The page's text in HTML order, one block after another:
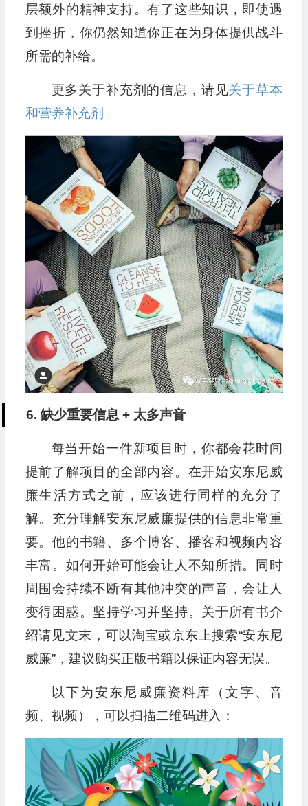
层额外的精神支持。有了这些知识，即使遇
到挫折，你仍然知道你正在为身体提供战斗
所需的补给。
更多关于补充剂的信息，请见关于草本
和营养补充剂
6. 缺少重要信息 + 太多声音
每当开始一件新项目时，你都会花时间
提前了解项目的全部内容。在开始安东尼威
廉生活方式之前，应该进行同样的充分了
解。充分理解安东尼威廉提供的信息非常重
要。他的书籍、多个博客、播客和视频内容
丰富。如何开始可能会让人不知所措。同时
周围会持续不断有其他冲突的声音，会让人
变得困惑。坚持学习并坚持。关于所有书介
绍请见文末，可以淘宝或京东上搜索“安东尼
威廉”，建议购买正版书籍以保证内容无误。
以下为安东尼威廉资料库（文字、音
频、视频），可以扫描二维码进入：